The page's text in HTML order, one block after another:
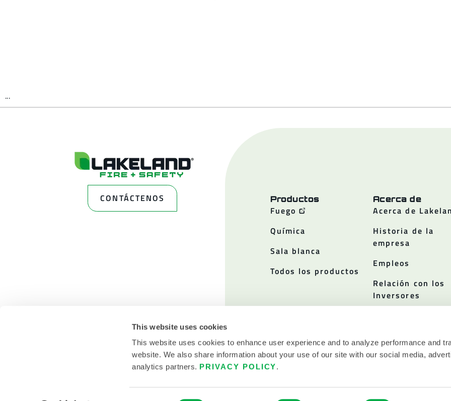
This website uses cookies
This website uses cookies to enhance user experience and to analyze performance and
website. We also share information about your use of our site with our social media,
analytics partners. PRIVACY POLICY.
...
CONTÁCTENOS Productos
Fuego
Química
Sala blanca
Todos los productos
Acerca de
Acerca de
Historia de la
empresa
Empleos
Relación con los
Inversores
© 2026 LAKELAND INC. TODOS LOS DERECHOS RESERVADOS.